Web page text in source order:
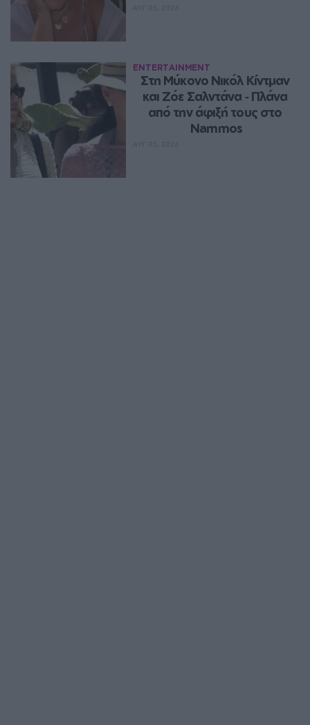
ENTERTAINMENT
Στη Μύκονο Νικόλ Κίντμαν
και Ζόε Σαλντάνα ‑ Πλάνα
από την άφιξή τους στο
Nammos